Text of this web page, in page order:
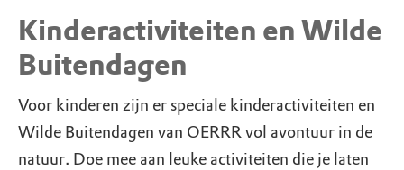
Kinderactiviteiten en Wilde
Buitendagen
Voor kinderen zijn er speciale kinderactiviteiten en
Wilde Buitendagen van OERRRvol avontuur in de
natuur. Doe mee aan leuke activiteiten die je laten